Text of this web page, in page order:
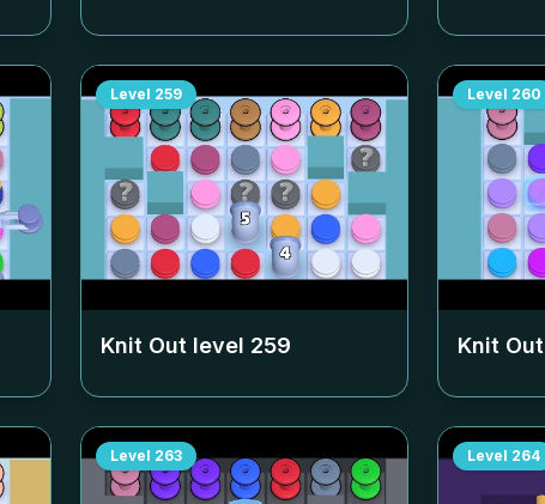
Level 259
Knit Out level 259
Level 260
Knit
Level 263 Level 264